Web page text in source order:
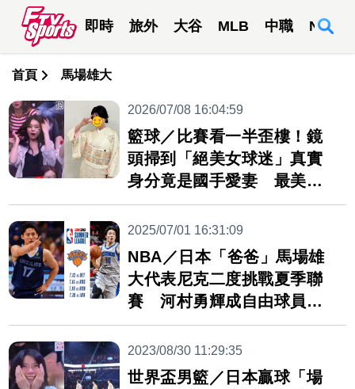
即時 旅外 大谷 MLB 中職 NBA
首頁 馬場雄大
2026/07/08 16:04:59
籃球／比賽看一半歪樓！鏡
頭掃到「絕美女球迷」真實
身分竟是國手愛妻 最美應
援網暴動
2025/07/01 16:31:09
NBA／日本「爸爸」馬場雄
大代表尼克二度挑戰夏季聯
賽 河村勇輝成自由球員追
夢
2023/08/30 11:29:35
世界盃男籃／日本贏球「場